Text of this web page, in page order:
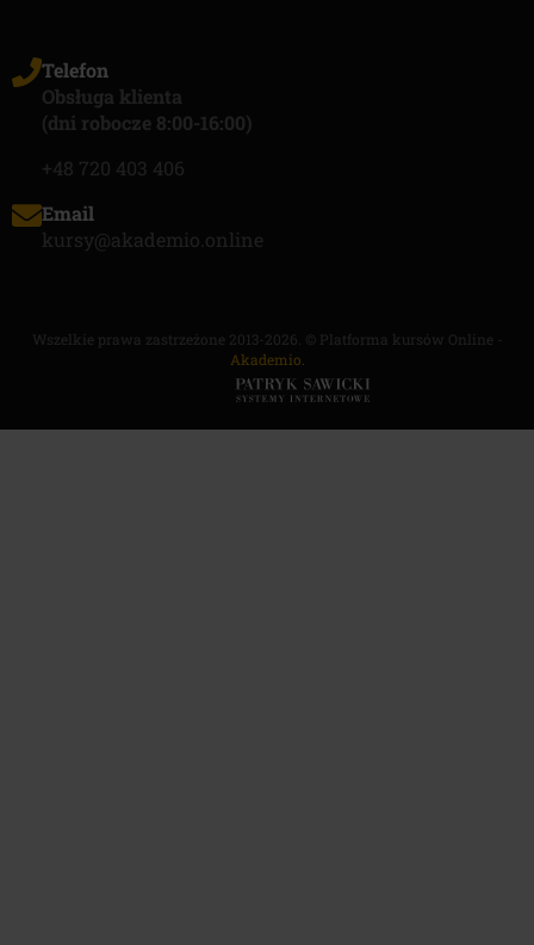
Telefon
Obsługa klienta
(dni robocze 8:00-16:00)
+48 720 403 406
Email
kursy@akademio.online
Wszelkie prawa zastrzeżone 2013-2026. © Platforma kursów Online -
Akademio.